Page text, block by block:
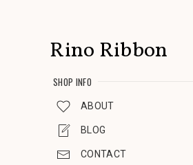
Rino Ribbon
SHOP INFO
ABOUT
BLOG
CONTACT